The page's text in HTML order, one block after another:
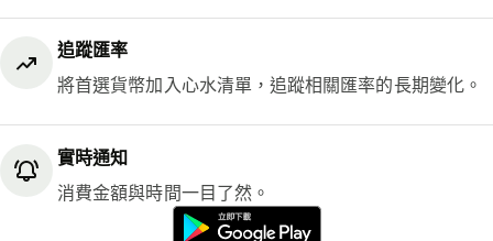
追蹤匯率
將首選貨幣加入心水清單，追蹤相關匯率的長期變化。
實時通知
消費金額與時間一目了然。